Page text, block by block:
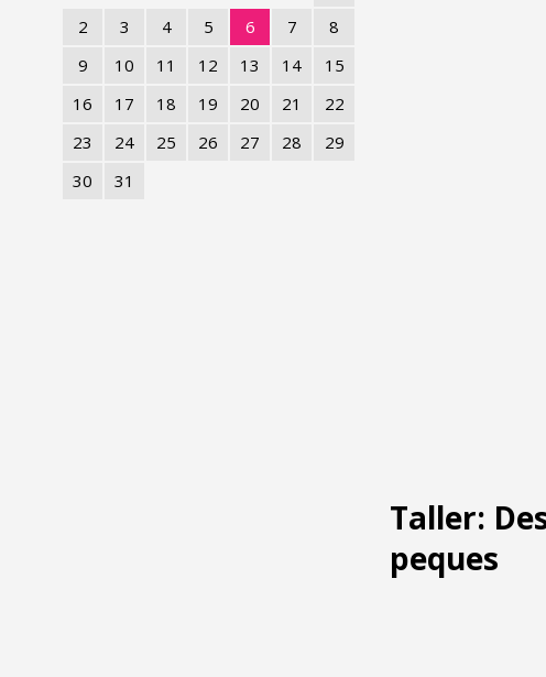
2
3 4 5 6 7
8
9
10 11 12 13 14
15
16
17 18 19 20 21
22
23
24 25 26 27 28
29
30
31
Taller:
peques